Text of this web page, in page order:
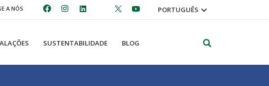
A NÓS PORTUGUÊS
SUSTENTABILIDADE BLOG